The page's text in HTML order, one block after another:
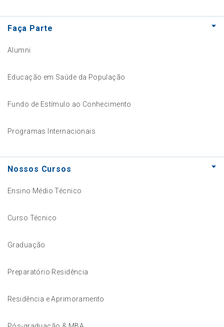
Faça Parte
Alumni
Educação em Saúde da População
Fundo de Estímulo ao Conhecimento
Programas Internacionais
Nossos Cursos
Ensino Médio Técnico
Curso Técnico
Graduação
Preparatório Residência
Residência e Aprimoramento